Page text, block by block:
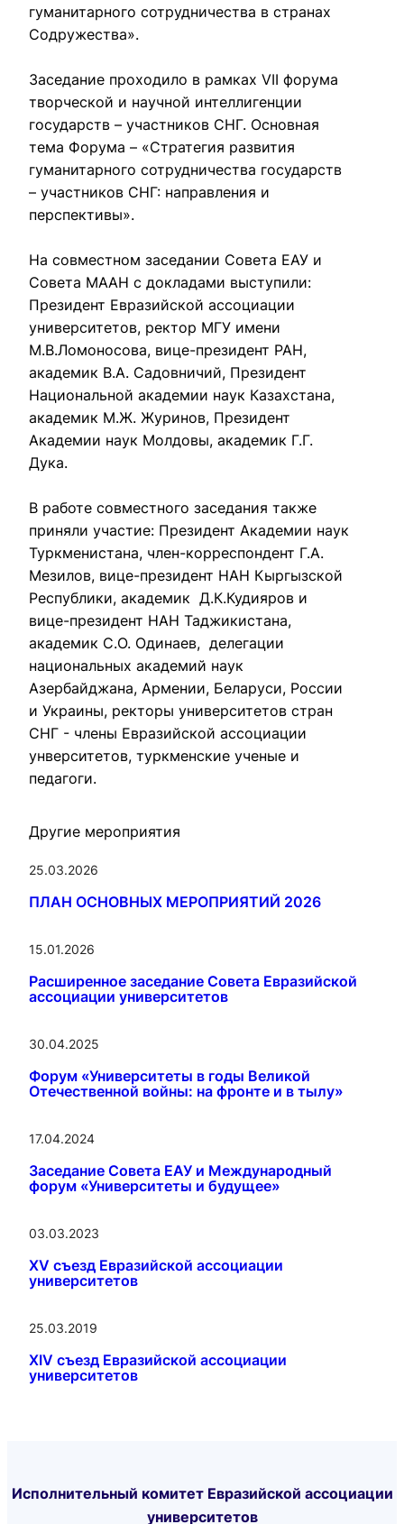
гуманитарного сотрудничества в странах
Содружества».
Заседание проходило в рамках VII форума
творческой и научной интеллигенции
государств – участников СНГ. Основная
тема Форума – «Стратегия развития
гуманитарного сотрудничества государств
– участников СНГ: направления и
перспективы».
На совместном заседании Совета ЕАУ и
Совета МААН с докладами выступили:
Президент Евразийской ассоциации
университетов, ректор МГУ имени
М.В.Ломоносова, вице-президент РАН,
академик В.А. Садовничий, Президент
Национальной академии наук Казахстана,
академик М.Ж. Журинов, Президент
Академии наук Молдовы, академик Г.Г.
Дука.
В работе совместного заседания также
приняли участие: Президент Академии наук
Туркменистана, член-корреспондент Г.А.
Мезилов, вице-президент НАН Кыргызской
Республики, академик  Д.К.Кудияров и
вице-президент НАН Таджикистана,
академик С.О. Одинаев,  делегации
национальных академий наук
Азербайджана, Армении, Беларуси, России
и Украины, ректоры университетов стран
СНГ - члены Евразийской ассоциации
унверситетов, туркменские ученые и
педагоги.
Другие мероприятия
25.03.2026
ПЛАН ОСНОВНЫХ МЕРОПРИЯТИЙ 2026
15.01.2026
Расширенное заседание Совета Евразийской
ассоциации университетов
30.04.2025
Форум «Университеты в годы Великой
Отечественной войны: на фронте и в тылу»
17.04.2024
Заседание Совета ЕАУ и Международный
форум «Университеты и будущее»
03.03.2023
XV съезд Евразийской ассоциации
университетов
25.03.2019
XIV съезд Евразийской ассоциации
университетов
Исполнительный комитет Евразийской ассоциации
университетов